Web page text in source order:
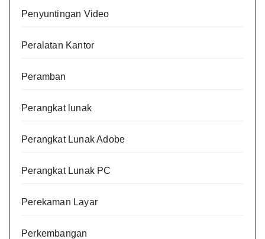
Penyuntingan Video
Peralatan Kantor
Peramban
Perangkat lunak
Perangkat Lunak Adobe
Perangkat Lunak PC
Perekaman Layar
Perkembangan